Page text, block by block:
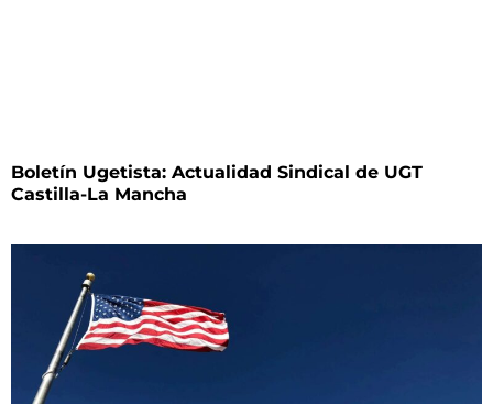
Boletín Ugetista: Actualidad Sindical de UGT
Castilla-La Mancha